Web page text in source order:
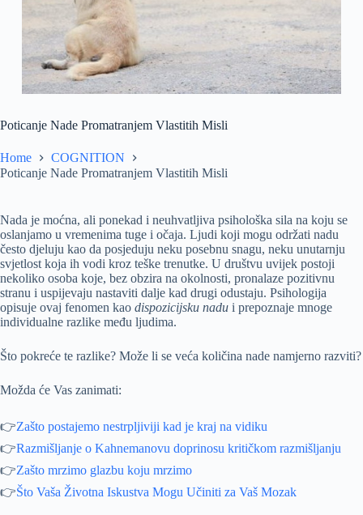
Poticanje Nade Promatranjem Vlastitih Misli
Home
COGNITION
Poticanje Nade Promatranjem Vlastitih Misli
Nada je moćna, ali ponekad i neuhvatljiva psihološka sila na koju se
oslanjamo u vremenima tuge i očaja. Ljudi koji mogu održati nadu
često djeluju kao da posjeduju neku posebnu snagu, neku unutarnju
svjetlost koja ih vodi kroz teške trenutke. U društvu uvijek postoji
nekoliko osoba koje, bez obzira na okolnosti, pronalaze pozitivnu
stranu i uspijevaju nastaviti dalje kad drugi odustaju. Psihologija
opisuje ovaj fenomen kao dispozicijsku nadu i prepoznaje mnoge
individualne razlike među ljudima.
Što pokreće te razlike? Može li se veća količina nade namjerno razviti?
Možda će Vas zanimati:
👉Zašto postajemo nestrpljiviji kad je kraj na vidiku
👉Razmišljanje o Kahnemanovu doprinosu kritičkom razmišljanju
👉Zašto mrzimo glazbu koju mrzimo
👉Što Vaša Životna Iskustva Mogu Učiniti za Vaš Mozak